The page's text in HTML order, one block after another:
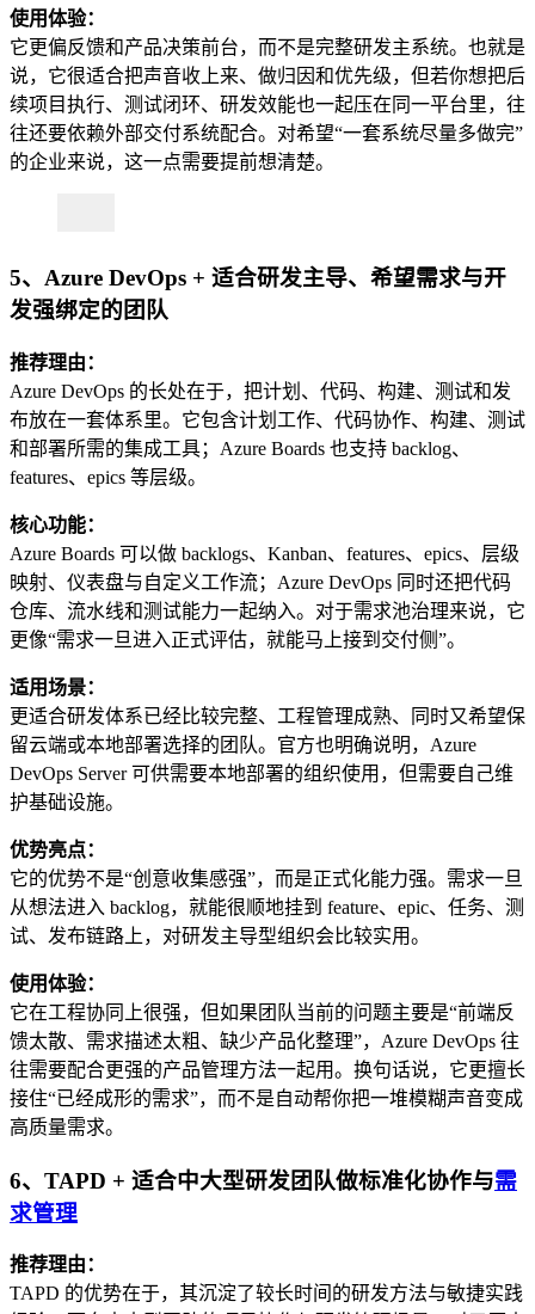
使用体验：
它更偏反馈和产品决策前台，而不是完整研发主系统。也就是
说，它很适合把声音收上来、做归因和优先级，但若你想把后
续项目执行、测试闭环、研发效能也一起压在同一平台里，往
往还要依赖外部交付系统配合。对希望“一套系统尽量多做完”
的企业来说，这一点需要提前想清楚。
5、Azure DevOps + 适合研发主导、希望需求与开
发强绑定的团队
推荐理由：
Azure DevOps 的长处在于，把计划、代码、构建、测试和发
布放在一套体系里。它包含计划工作、代码协作、构建、测试
和部署所需的集成工具；Azure Boards 也支持 backlog、
features、epics 等层级。
核心功能：
Azure Boards 可以做 backlogs、Kanban、features、epics、层级
映射、仪表盘与自定义工作流；Azure DevOps 同时还把代码
仓库、流水线和测试能力一起纳入。对于需求池治理来说，它
更像“需求一旦进入正式评估，就能马上接到交付侧”。
适用场景：
更适合研发体系已经比较完整、工程管理成熟、同时又希望保
留云端或本地部署选择的团队。官方也明确说明，Azure
DevOps Server 可供需要本地部署的组织使用，但需要自己维
护基础设施。
优势亮点：
它的优势不是“创意收集感强”，而是正式化能力强。需求一旦
从想法进入 backlog，就能很顺地挂到 feature、epic、任务、测
试、发布链路上，对研发主导型组织会比较实用。
使用体验：
它在工程协同上很强，但如果团队当前的问题主要是“前端反
馈太散、需求描述太粗、缺少产品化整理”，Azure DevOps 往
往需要配合更强的产品管理方法一起用。换句话说，它更擅长
接住“已经成形的需求”，而不是自动帮你把一堆模糊声音变成
高质量需求。
6、TAPD + 适合中大型研发团队做标准化协作与需
求管理
推荐理由：
TAPD 的优势在于，其沉淀了较长时间的研发方法与敏捷实践